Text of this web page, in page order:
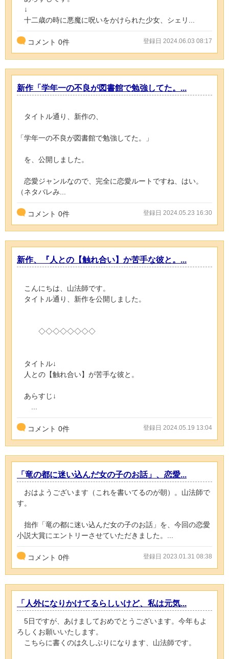
↓
十二歳の時に悪魔に呪いをかけられた少女、シェリ...
コメント 0件 登録日 2024.06.03 08:17
新作「学年一の不良が図書館で勉強してた。...
タイトル通り、新作の、
「学年一の不良が図書館で勉強してた。」
を、公開しました。
恋愛ジャンルなので、完全に恋愛ルートですね、はい。
（ネタバレみ...
コメント 0件 登録日 2024.05.23 16:30
新作、『人との【触れ合い】か苦手な彼と。...
こんにちは、山法師です。
タイトル通り、新作を公開しました。
◇◇◇◇◇◇◇◇
タイトル↓
人との【触れ合い】が苦手な彼と。
あらすじ↓
コメント 0件 登録日 2024.05.19 13:04
「竜の都に迷い込んだ女の子のお話」、恋愛...
おはようございます（これを書いてるのが朝）。山法師で
す。
拙作「竜の都に迷い込んだ女の子のお話」を、今回の恋愛
小説大賞にエントリーさせていただきました。...
コメント 0件 登録日 2023.01.31 08:38
「人外になりかけてるらしいけど、私は元気...
5日ですが、あけましておめでとうございます。今年もよ
ろしくお願いいたします。
こちらに書くのは久しぶりになります、山法師です。